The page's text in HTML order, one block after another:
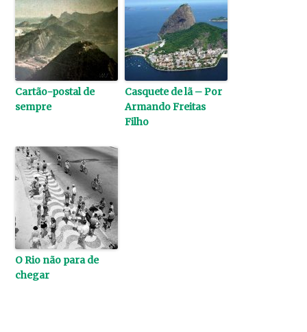
Cartão-postal de
sempre
Casquete de lã – Por
Armando Freitas
Filho
O Rio não para de
chegar